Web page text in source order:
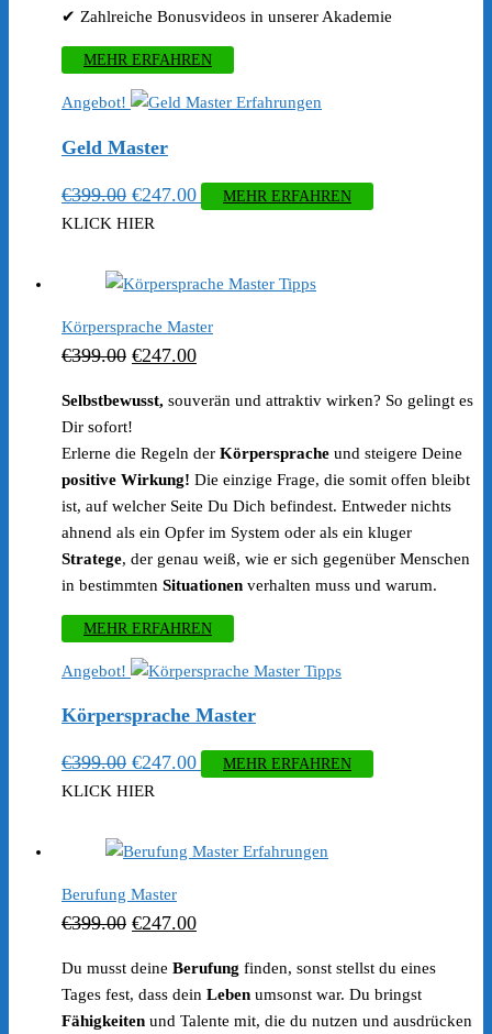
✔ Zahlreiche Bonusvideos in unserer Akademie
MEHR ERFAHREN
Angebot!
Geld Master
€399.00 Ursprünglicher
Preis
€399.00
€247.00Aktueller
€247.00.
MEHR ERFAHREN
KLICK HIER
Körpersprache Master
€399.00 Ursprünglicher
war:
€399.00
€247.00Aktueller
€247.00.
Selbstbewusst, souverän und attraktiv wirken? So gelingt es
Dir sofort!
Erlerne die Regeln der Körpersprache und steigere Deine
positive Wirkung! Die einzige Frage, die somit offen bleibt
ist, auf welcher Seite Du Dich befindest. Entweder nichts
ahnend als ein Opfer im System oder als ein kluger
Stratege, der genau weiß, wie er sich gegenüber Menschen
in bestimmten Situationen verhalten muss und warum.
MEHR ERFAHREN
Angebot!
Körpersprache Master
€399.00 Ursprünglicher
Preis
€399.00
€247.00Aktueller
€247.00.
MEHR ERFAHREN
KLICK HIER
Berufung Master
€399.00 Ursprünglicher
war:
€399.00
€247.00Aktueller
ist:
€247.00.
Du musst deine Berufung finden, sonst stellst du eines
Tages fest, dass dein Leben umsonst war. Du bringst
Fähigkeiten und Talente mit, die du nutzen und ausdrücken